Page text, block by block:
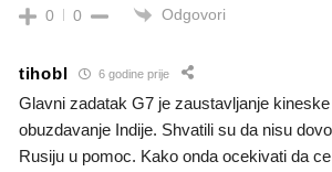
0 0 Odgovori
tihobl 6 godine prije
Glavni zadatak G7 je zaustavljanje
obuzdavanje Indije. Shvatili su da nisu
Rusiju u pomoc. Kako onda ocekivati da